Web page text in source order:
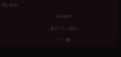
黒い砂漠
MMORPG
基本プレイ無料
全年齢